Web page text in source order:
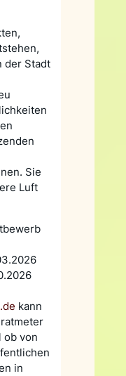
der Stadt
Sie
Luft
kann
ob von
in